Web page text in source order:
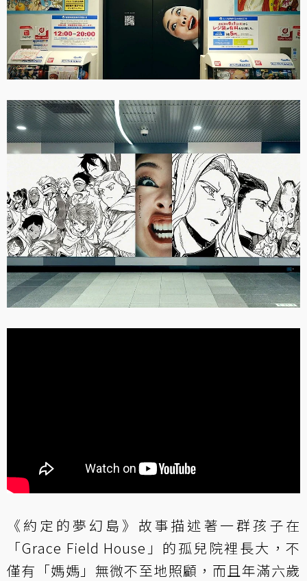
《約定的夢幻島》故事描述著一群孩子在
「Grace Field House」的孤兒院裡長大，不
僅有「媽媽」無微不至地照顧，而且年滿六歲